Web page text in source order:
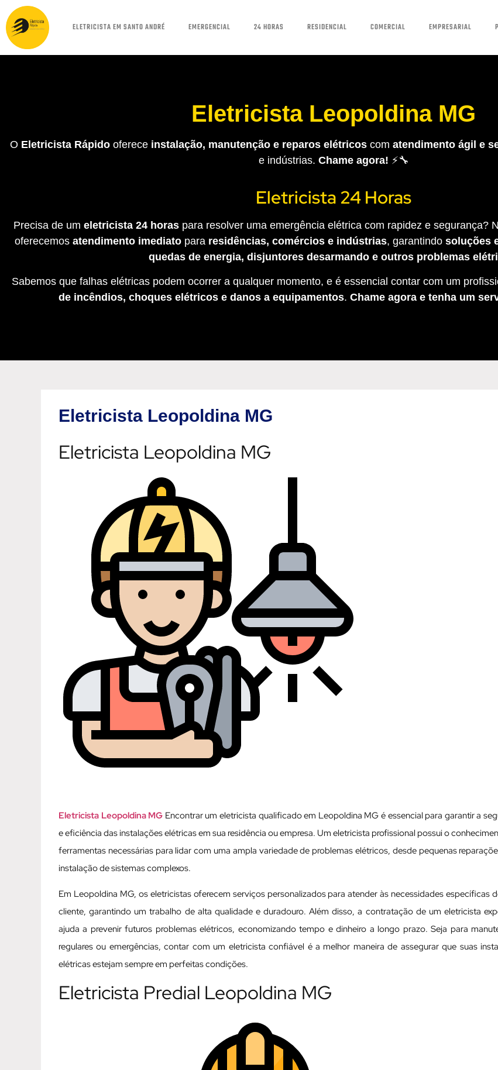
ELETRICISTA EM SANTO ANDRÉ EMERGENCIAL 24 HORAS RESIDENCIAL COMERCIAL EMPRESARIAL
Eletricista Leopoldina MG
O Eletricista Rápido oferece instalação, manutenção e reparos elétricos com atendimento ágil e
e indústrias. Chame agora! ⚡🔧
Eletricista 24 Horas
Precisa de um eletricista 24 horaspara resolver uma emergência elétrica com rapidez e segurança?
oferecemos atendimento imediatopara residências, comércios e indústrias, garantindo soluções
quedas de energia, disjuntores desarmando e outros problemas
Sabemos que falhas elétricas podem ocorrer a qualquer momento, e é essencial contar com um
de incêndios, choques elétricos e danos a equipamentos. Chame agora e tenha um
Eletricista Leopoldina MG
Eletricista Leopoldina MG
Eletricista Leopoldina MG Encontrar um eletricista qualificado em Leopoldina MG é essencial para garantir a
e eficiência das instalações elétricas em sua residência ou empresa. Um eletricista profissional possui o
ferramentas necessárias para lidar com uma ampla variedade de problemas elétricos, desde pequenas
instalação de sistemas complexos.
Em Leopoldina MG, os eletricistas oferecem serviços personalizados para atender às necessidades específicas
cliente, garantindo um trabalho de alta qualidade e duradouro. Além disso, a contratação de um eletricista
ajuda a prevenir futuros problemas elétricos, economizando tempo e dinheiro a longo prazo. Seja para
regulares ou emergências, contar com um eletricista confiável é a melhor maneira de assegurar que suas
elétricas estejam sempre em perfeitas condições.
Eletricista Predial Leopoldina MG